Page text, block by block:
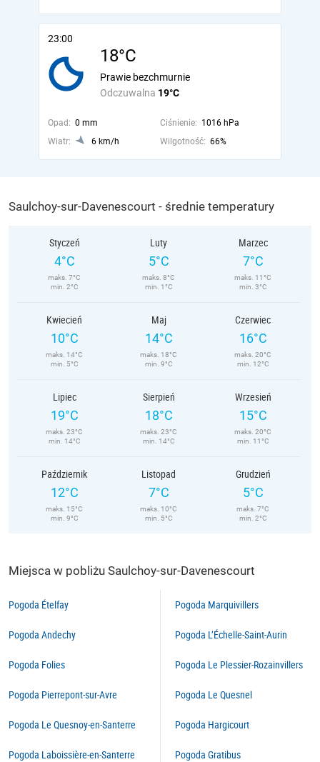
23:00
18°C
Odczuwalna 19°C
Prawie bezchmurnie
Opad: 0 mm Ciśnienie: 1016 hPa
Wiatr:
6 km/h Wilgotność: 66%
Saulchoy-sur-Davenescourt - średnie temperatury
Styczeń
4°C
maks. 7°C
min. 2°C
Luty
5°C
maks. 8°C
min. 1°C
Marzec
7°C
maks. 11°C
min. 3°C
Kwiecień
10°C
maks. 14°C
min. 5°C
Maj
14°C
maks. 18°C
min. 9°C
Czerwiec
16°C
maks. 20°C
min. 12°C
Lipiec
19°C
maks. 23°C
min. 14°C
Sierpień
18°C
maks. 23°C
min. 14°C
Wrzesień
15°C
maks. 20°C
min. 11°C
Październik
12°C
maks. 15°C
min. 9°C
Listopad
7°C
maks. 10°C
min. 5°C
Grudzień
5°C
maks. 7°C
min. 2°C
Miejsca w pobliżu Saulchoy-sur-Davenescourt
Pogoda Ételfay
Pogoda Andechy
Pogoda Folies
Pogoda Pierrepont-sur-Avre
Pogoda Le Quesnoy-en-Santerre
Pogoda Laboissière-en-Santerre
Pogoda Marquivillers
Pogoda L’Échelle-Saint-Aurin
Pogoda Le Plessier-Rozainvillers
Pogoda Le Quesnel
Pogoda Hargicourt
Pogoda Gratibus